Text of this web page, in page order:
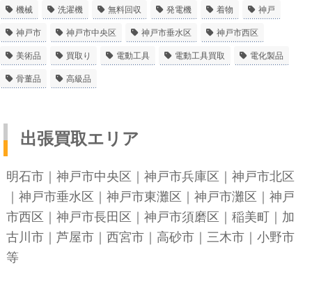
機械 洗濯機 無料回収 発電機 着物 神戸
神戸市 神戸市中央区 神戸市垂水区 神戸市西区
美術品 買取り 電動工具 電動工具買取 電化製品
骨董品 高級品
出張買取エリア
明石市｜ 神戸市中央区 神戸市兵庫区
神戸市北区
神戸市垂水区 神戸市東灘区 神戸市灘区
神戸
市西区
神戸市長田区 神戸市須磨区
｜稲美町｜加
古川市｜芦屋市｜西宮市｜高砂市｜三木市｜小野市
等